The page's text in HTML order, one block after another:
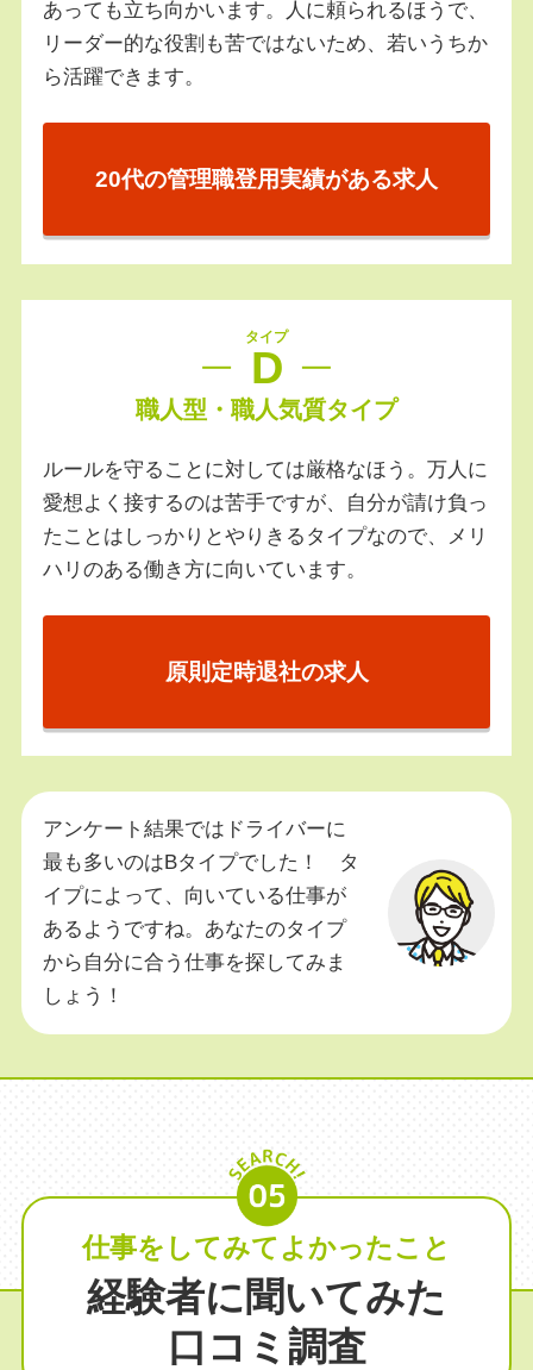
あっても立ち向かいます。人に頼られるほうで、
リーダー的な役割も苦ではないため、若いうちか
ら活躍できます。
20代の管理職登用実績がある求人
タイプ
D
職人型・職人気質タイプ
ルールを守ることに対しては厳格なほう。万人に
愛想よく接するのは苦手ですが、自分が請け負っ
たことはしっかりとやりきるタイプなので、メリ
ハリのある働き方に向いています。
原則定時退社の求人
アンケート結果ではドライバーに
最も多いのはBタイプでした！ タ
イプによって、向いている仕事が
あるようですね。あなたのタイプ
から自分に合う仕事を探してみま
しょう！
仕事をしてみてよかったこと
経験者に聞いてみた
口コミ調査